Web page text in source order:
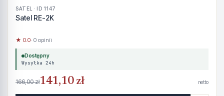
SATEL · ID 1147
Satel RE-2K
★ 0.0· 0 opinii
Dostępny
Wysyłka 24h
166,00 zł141,10 zł netto